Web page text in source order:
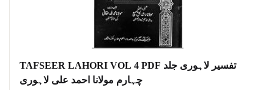
TAFSEER LAHORI VOL 4 PDF تفسیر لاہوری جلد
چہارم مولانا احمد علی لاہوری